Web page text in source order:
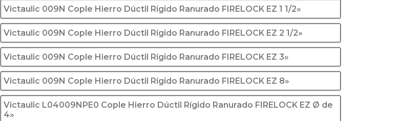
Victaulic 009N Cople Hierro Dúctil Rígido Ranurado FIRELOCK EZ 1 1/2»
Victaulic 009N Cople Hierro Dúctil Rígido Ranurado FIRELOCK EZ 2 1/2»
Victaulic 009N Cople Hierro Dúctil Rígido Ranurado FIRELOCK EZ 3»
Victaulic 009N Cople Hierro Dúctil Rígido Ranurado FIRELOCK EZ 8»
Victaulic L04009NPE0 Cople Hierro Dúctil Rígido Ranurado FIRELOCK EZ Ø de
4»